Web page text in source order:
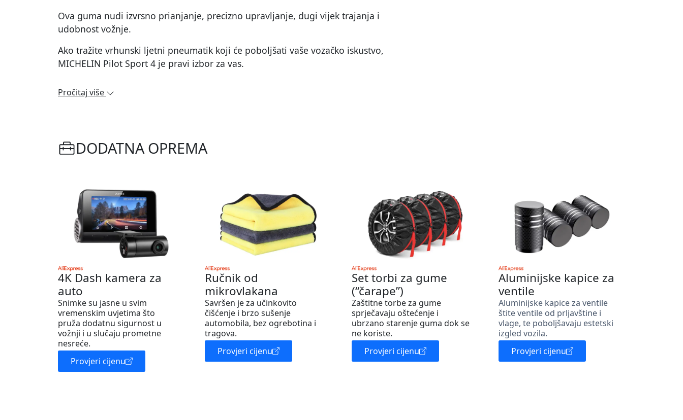
Ova guma nudi izvrsno prianjanje, precizno upravljanje, dugi vijek trajanja i
udobnost vožnje.
Ako tražite vrhunski ljetni pneumatik koji će poboljšati vaše vozačko iskustvo,
MICHELIN Pilot Sport 4 je pravi izbor za vas.
Pročitaj više
DODATNA OPREMA
4K Dash kamera za
auto
Snimke su jasne u svim
vremenskim uvjetima što
pruža dodatnu sigurnost u
vožnji i u slučaju prometne
nesreće.
Provjeri cijenu
Ručnik od
mikrovlakana
Savršen je za učinkovito
čišćenje i brzo sušenje
automobila, bez ogrebotina i
tragova.
Provjeri cijenu
Set torbi za gume
(“čarape”)
Zaštitne torbe za gume
sprječavaju oštećenje i
ubrzano starenje guma dok se
ne koriste.
Provjeri cijenu
Aluminijske kapice za
ventile
Aluminijske kapice za ventile
štite ventile od prljavštine i
vlage, te poboljšavaju estetski
izgled vozila.
Provjeri cijenu